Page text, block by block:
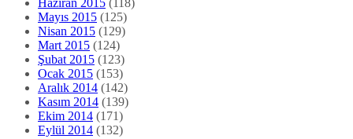
Mayıs 2015 (125)
Nisan 2015 (129)
Mart 2015 (124)
Şubat 2015 (123)
Ocak 2015 (153)
Aralık 2014 (142)
Kasım 2014 (139)
Ekim 2014 (171)
Eylül 2014 (132)